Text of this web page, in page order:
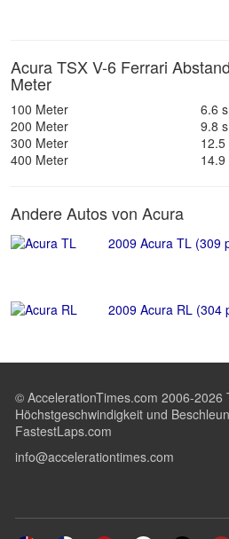
Acura TSX V-6 Ferrari
Meter
100 Meter
6.6
200 Meter
9.8
300 Meter
12.5
400 Meter
14.9
Andere Autos von Acura
2009 Acura TL (309
2009 Acura RL (304
© AccelerationTimes.com 2006-2026
Höchstgeschwindigkeit und
FastestLaps.com
info@accelerationtimes.com